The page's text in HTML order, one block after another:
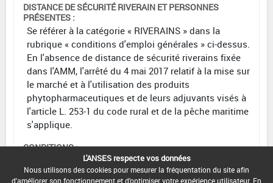
DISTANCE DE SÉCURITÉ RIVERAIN ET PERSONNES
PRÉSENTES :
Se référer à la catégorie « RIVERAINS » dans la
rubrique « conditions d'emploi générales » ci-dessus.
En l'absence de distance de sécurité riverains fixée
dans l'AMM, l'arrêté du 4 mai 2017 relatif à la mise sur
le marché et à l'utilisation des produits
phytopharmaceutiques et de leurs adjuvants visés à
l'article L. 253-1 du code rural et de la pêche maritime
s'applique.
CONDITIONS :
DATE D'AUTORISATION DE L'USAGE :
L'ANSES respecte vos données
Nous utilisons des cookies pour mesurer la fréquentation du site afin
d'améliorer son fonctionnement et d'optimiser votre expérience utilisateur. En